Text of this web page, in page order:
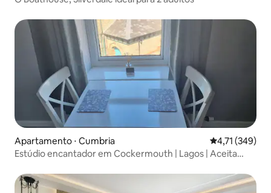
Apartamento ⋅ Cumbria 4,71 de uma
4,71 (349)
Estúdio encantador em Cockermouth | Lagos | Aceita